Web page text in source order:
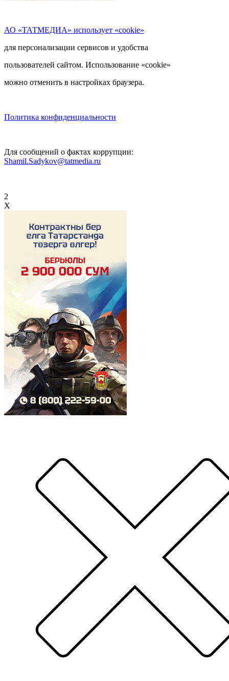
АО «ТАТМЕДИА» использует «cookie»
для персонализации сервисов и удобства
пользователей сайтом. Использование «cookie»
можно отменить в настройках браузера.
Политика конфиденциальности
Для сообщений о фактах коррупции:
Shamil.Sadykov@tatmedia.ru
2
X